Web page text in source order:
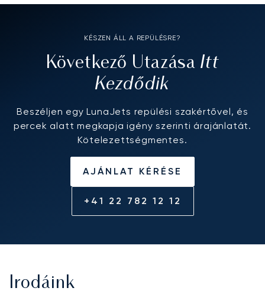
KÉSZEN ÁLL A REPÜLÉSRE?
Következő Utazása Itt
Kezdődik
Beszéljen egy LunaJets repülési szakértővel, és
percek alatt megkapja igény szerinti árajánlatát.
Kötelezettségmentes.
AJÁNLAT KÉRÉSE
+41 22 782 12 12
Irodáink